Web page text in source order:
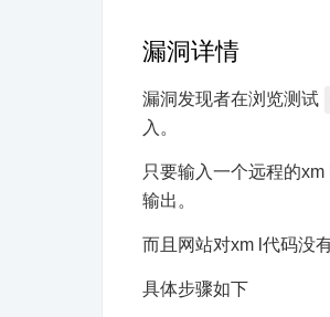
漏洞详情
漏洞发现者在浏览测试
入。
只要输入一个远程的xm
输出。
而且网站对xm l代码没
具体步骤如下